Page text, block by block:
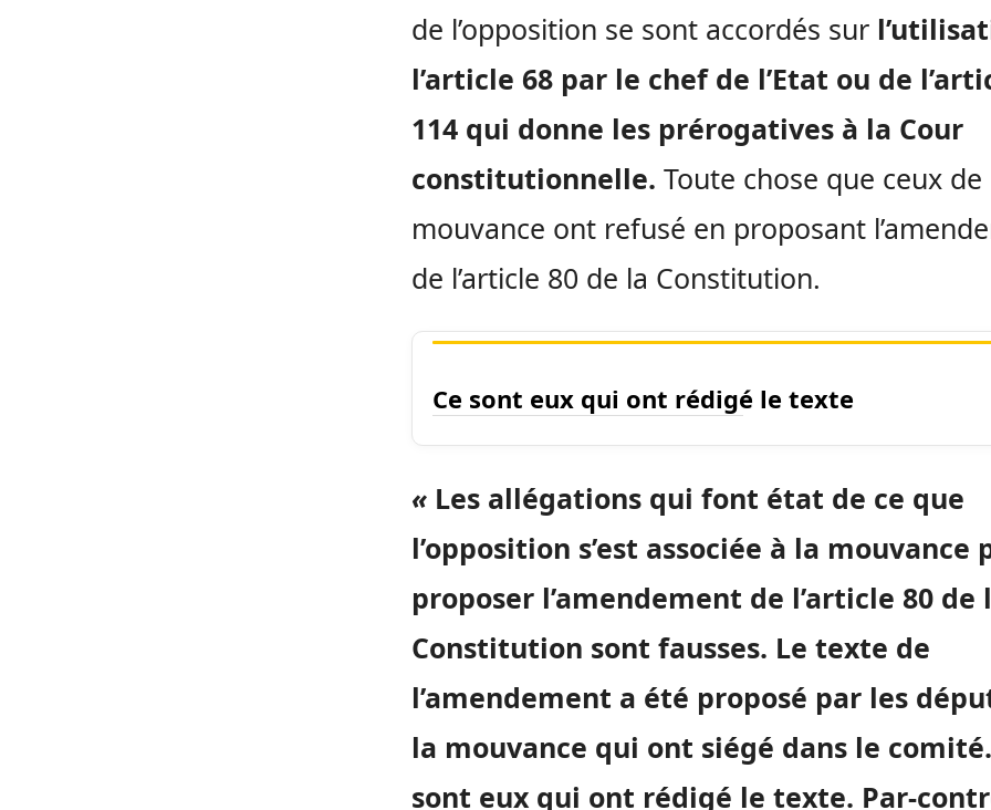
de l’opposition se sont accordés sur
l’article 68 par le chef de l’Etat ou de
114 qui donne les prérogatives à la Cour
constitutionnelle. Toute chose que ceux de
mouvance ont refusé en proposant
de l’article 80 de la Constitution.
Ce sont eux qui ont rédigé le texte
« Les allégations qui font état de ce que
l’opposition s’est associée à la mouvance
proposer l’amendement de l’article 80 de
Constitution sont fausses. Le texte de
l’amendement a été proposé par les
la mouvance qui ont siégé dans le
sont eux qui ont rédigé le texte. Par-